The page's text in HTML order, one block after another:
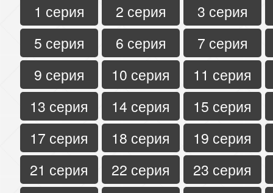
1 серия 2 серия
3 серия
5 серия
6 серия
7 серия
9 серия
10 серия
11 серия
13 серия
14 серия
15 серия
17 серия
18 серия
19 серия
21 серия
22 серия
23 серия